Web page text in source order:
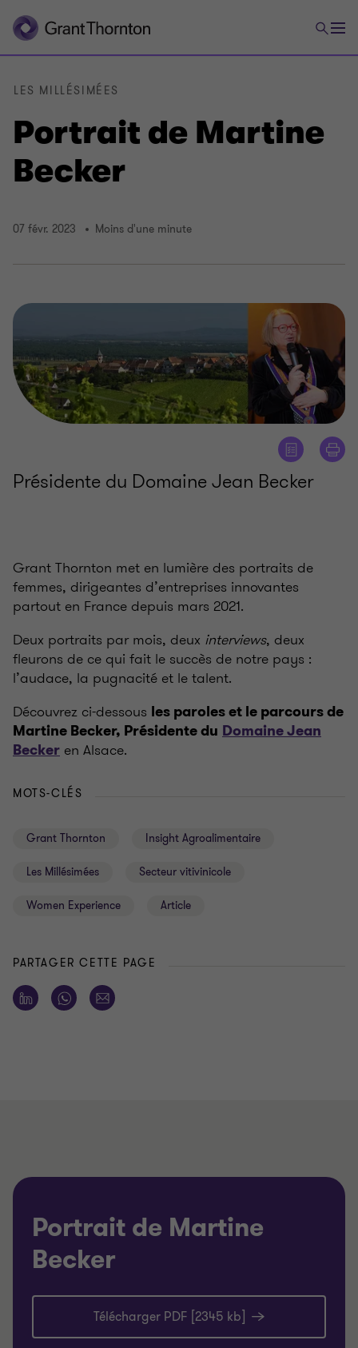
Portrait de Martine
Becker
LES MILLÉSIMÉES
07 févr. 2023 Moins d'une minute
Présidente du Domaine Jean Becker
Grant Thornton met en lumière des portraits de
femmes, dirigeantes d’entreprises innovantes
partout en France depuis mars 2021.
Deux portraits par mois, deux interviews, deux
fleurons de ce qui fait le succès de notre pays :
l’audace, la pugnacité et le talent.
Découvrez ci-dessous les paroles et le parcours de
Martine Becker, Présidente du Domaine Jean
Becker en Alsace.
MOTS-CLÉS
Grant Thornton Insight Agroalimentaire
Les Millésimées Secteur vitivinicole
Women Experience Article
PARTAGER CETTE PAGE
Portrait de Martine
Becker
Télécharger PDF [2345 kb]